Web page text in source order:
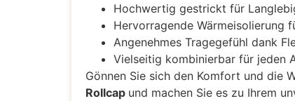
Hochwertig gestrickt für
Hervorragende Wärmeisolierung
Angenehmes Tragegefühl dank
Vielseitig kombinierbar für jeden
Gönnen Sie sich den Komfort und die
Rollcap und machen Sie es zu Ihrem